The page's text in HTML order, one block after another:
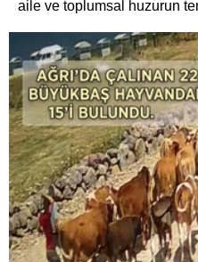
aile ve toplumsal huzurun